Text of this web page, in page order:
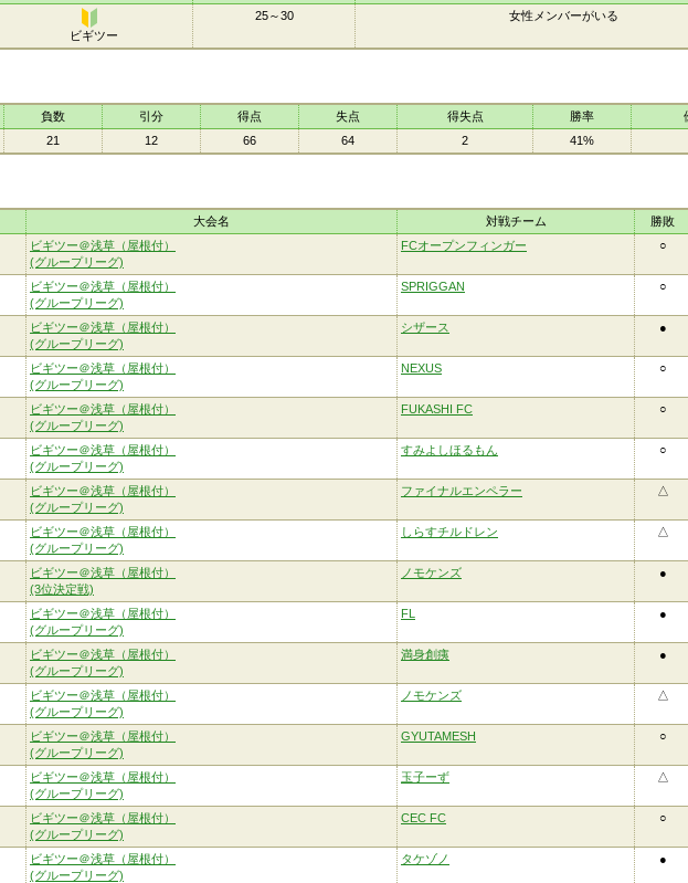
ビギ
ツー
ビギツー
25～30 女性メンバーがいる
負数 引分 得点 失点 得失点 勝率
21 12 66 64 2 41%
大会名 対戦チーム 勝敗
ビギツー＠浅草（屋根付）
(グループリーグ)
FCオープンフィンガー ○
ビギツー＠浅草（屋根付）
(グループリーグ)
SPRIGGAN ○
ビギツー＠浅草（屋根付）
(グループリーグ)
シザース ●
ビギツー＠浅草（屋根付）
(グループリーグ)
NEXUS ○
ビギツー＠浅草（屋根付）
(グループリーグ)
FUKASHI FC ○
ビギツー＠浅草（屋根付）
(グループリーグ)
すみよしほるもん ○
ビギツー＠浅草（屋根付）
(グループリーグ)
ファイナルエンペラー △
ビギツー＠浅草（屋根付）
(グループリーグ)
しらすチルドレン △
ビギツー＠浅草（屋根付）
(3位決定戦)
ノモケンズ ●
ビギツー＠浅草（屋根付）
(グループリーグ)
FL ●
ビギツー＠浅草（屋根付）
(グループリーグ)
満身創痍 ●
ビギツー＠浅草（屋根付）
(グループリーグ)
ノモケンズ △
ビギツー＠浅草（屋根付）
(グループリーグ)
GYUTAMESH ○
ビギツー＠浅草（屋根付）
(グループリーグ)
玉子ーず △
ビギツー＠浅草（屋根付）
(グループリーグ)
CEC FC ○
ビギツー＠浅草（屋根付）
(グループリーグ)
タケゾノ ●